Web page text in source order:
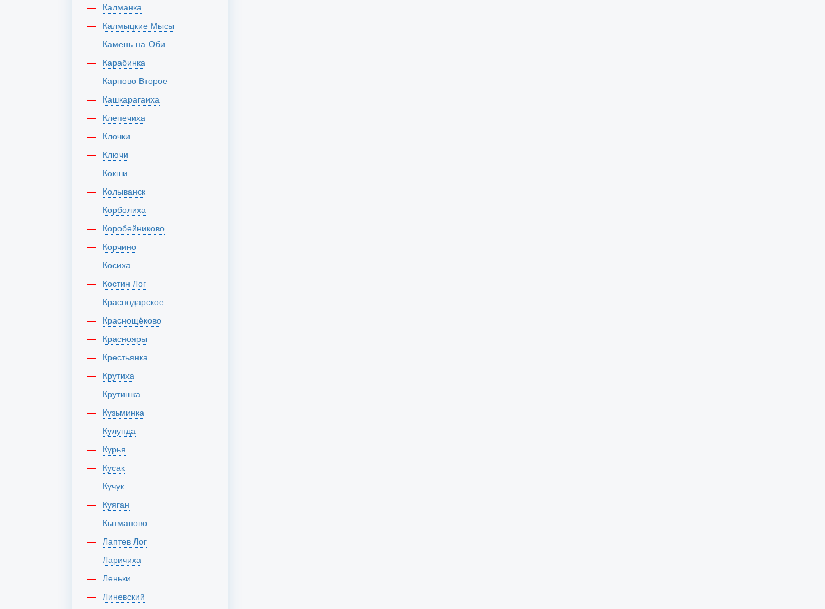
Калманка
Калмыцкие Мысы
Камень-на-Оби
Карабинка
Карпово Второе
Кашкарагаиха
Клепечиха
Клочки
Ключи
Кокши
Колыванск
Корболиха
Коробейниково
Корчино
Косиха
Костин Лог
Краснодарское
Краснощёково
Краснояры
Крестьянка
Крутиха
Крутишка
Кузьминка
Кулунда
Курья
Кусак
Кучук
Куяган
Кытманово
Лаптев Лог
Ларичиха
Леньки
Линевский